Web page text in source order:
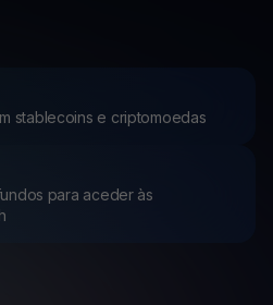
stablecoins e criptomoedas
para aceder às